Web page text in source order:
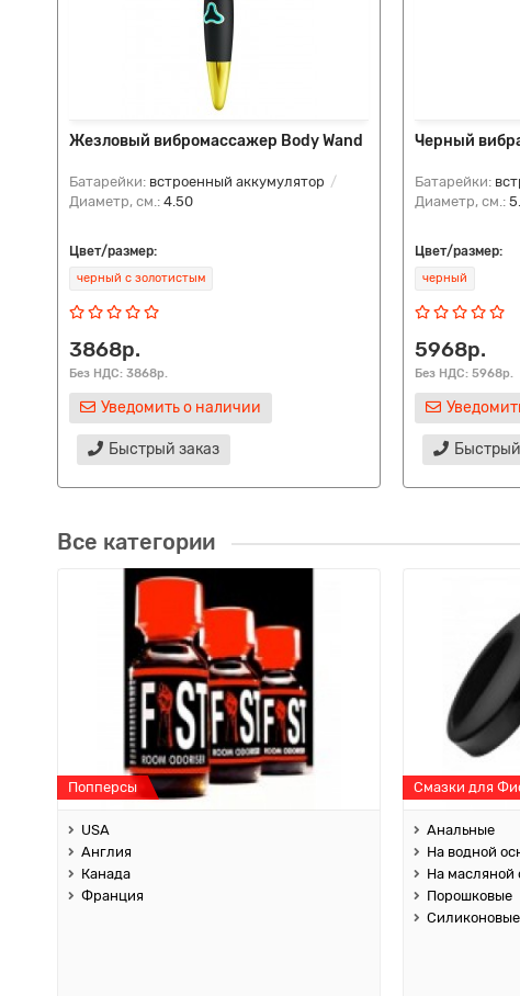
Жезловый вибромассажер Body Wand
Батарейки: встроенный аккумулятор
Диаметр, см.: 4.50
Цвет/размер:
черный с золотистым
3868р.
Без НДС: 3868р.
Уведомить о наличии
Быстрый заказ
Черный
Батарейки:
Диаметр, см.:
Цвет/размер:
черный
5968р.
Без НДС: 5968р.
Все категории
Попперсы
USA
Англия
Канада
Франция
Смазки для
Анальные
На водной
На масляной
Порошковые
Силиконовые